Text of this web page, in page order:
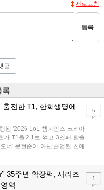
새로고침
등록
글
록
전한 T1, 한화생명에
된 '2026 LoL 챔피언스 코리아
가 T1을 2:1로 꺾고 3연패 탈출
너' 문현준이 아닌 콜업된 신예
1:2로 패배하고 말았다. T1은
6
35주년 확장팩, 시리즈
역
1